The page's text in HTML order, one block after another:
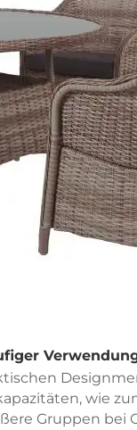
wie
Gruppen bei